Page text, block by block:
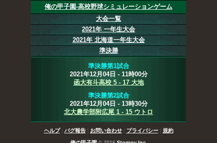
俺の甲子園-高校野球シミュレーションゲーム
大会一覧
2021年 一年生大会
2021年 北海道一年生大会
準決勝
準決勝第1試合
2021年12月04日 - 11時00分
函大有斗高校 5 - 17 大地
準決勝第2試合
2021年12月04日 - 13時30分
北大農学部附広尾 1 - 15 ウトロ
ヘルプ| バグ報告| お問い合わせ| プライバシー| 規約